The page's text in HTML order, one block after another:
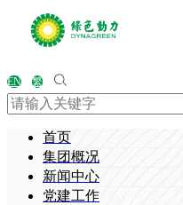
EN 繁
首页
集团概况
新闻中心
党建工作